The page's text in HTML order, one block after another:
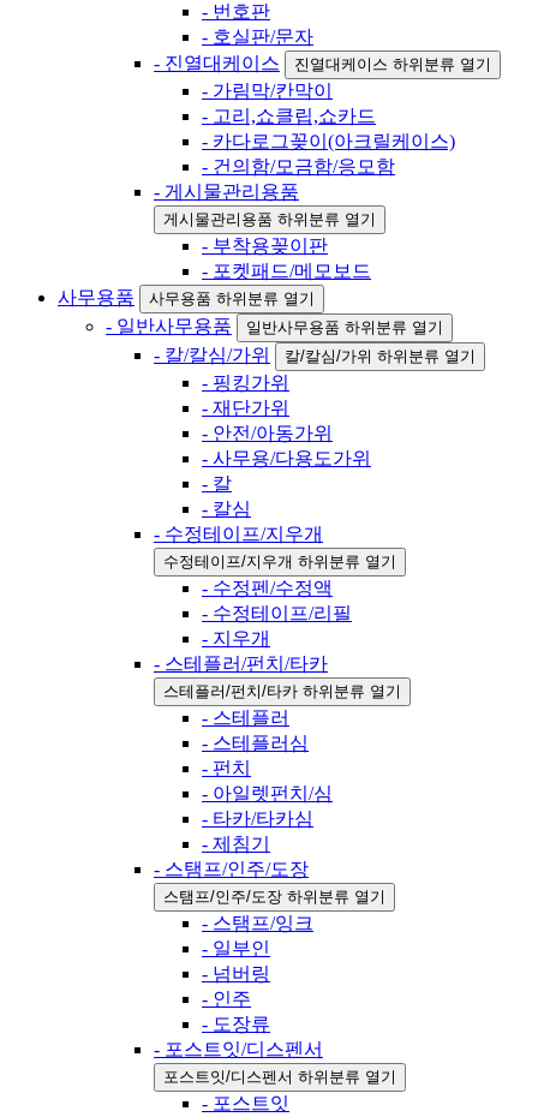
- 번호판
- 호실판/문자
- 진열대케이스
진열대케이스 하위분류 열기
- 가림막/칸막이
- 고리,쇼클립,쇼카드
- 카다로그꽂이(아크릴케이스)
- 건의함/모금함/응모함
- 게시물관리용품
게시물관리용품 하위분류 열기
- 부착용꽂이판
- 포켓패드/메모보드
사무용품
사무용품 하위분류 열기
- 일반사무용품 일반사무용품 하위분류 열기
- 칼/칼심/가위 칼/칼심/가위 하위분류 열기
- 핑킹가위
- 재단가위
- 안전/아동가위
- 사무용/다용도가위
- 칼
- 칼심
- 수정테이프/지우개
수정테이프/지우개 하위분류 열기
- 수정펜/수정액
- 수정테이프/리필
- 지우개
- 스테플러/펀치/타카
스테플러/펀치/타카 하위분류 열기
- 스테플러
- 스테플러심
- 펀치
- 아일렛펀치/심
- 타카/타카심
- 제침기
- 스탬프/인주/도장
스탬프/인주/도장 하위분류 열기
- 스탬프/잉크
- 일부인
- 넘버링
- 인주
- 도장류
- 포스트잇/디스펜서
포스트잇/디스펜서 하위분류 열기
- 포스트잇